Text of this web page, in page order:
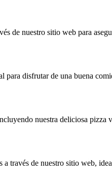
de nuestro sitio web para
disfrutar de una buena
nuestra deliciosa
a través de nuestro sitio web,